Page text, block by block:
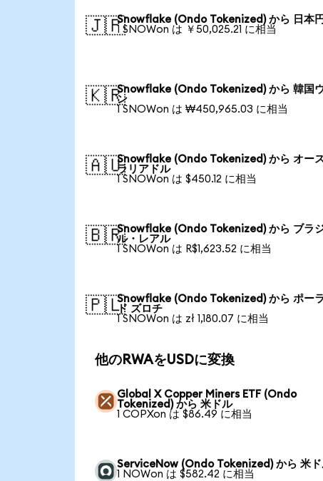
🇯🇵Snowflake (Ondo Tokenized) から 日本円
1 SNOWon は ￥50,025.21 に相当
🇰🇷Snowflake (Ondo Tokenized) から 韓国
ン
1 SNOWon は ₩450,965.03 に相当
🇦🇺Snowflake (Ondo Tokenized) から オー
ラリアドル
1 SNOWon は $450.12 に相当
🇧🇷Snowflake (Ondo Tokenized) から ブラ
ル・レアル
1 SNOWon は R$1,623.52 に相当
🇵🇱Snowflake (Ondo Tokenized) から ポー
ド ズロチ
1 SNOWon は zł 1,180.07 に相当
他のRWAをUSDに変換
Global X Copper Miners ETF (Ondo
Tokenized) から 米ドル
1 COPXon は $86.49 に相当
ServiceNow (Ondo Tokenized) から 米ド
1 NOWon は $582.42 に相当